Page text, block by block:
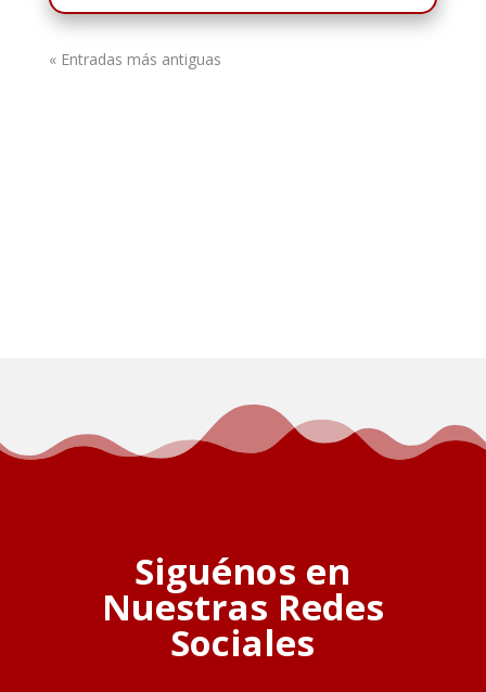
« Entradas más antiguas
Siguénos en
Nuestras Redes
Sociales